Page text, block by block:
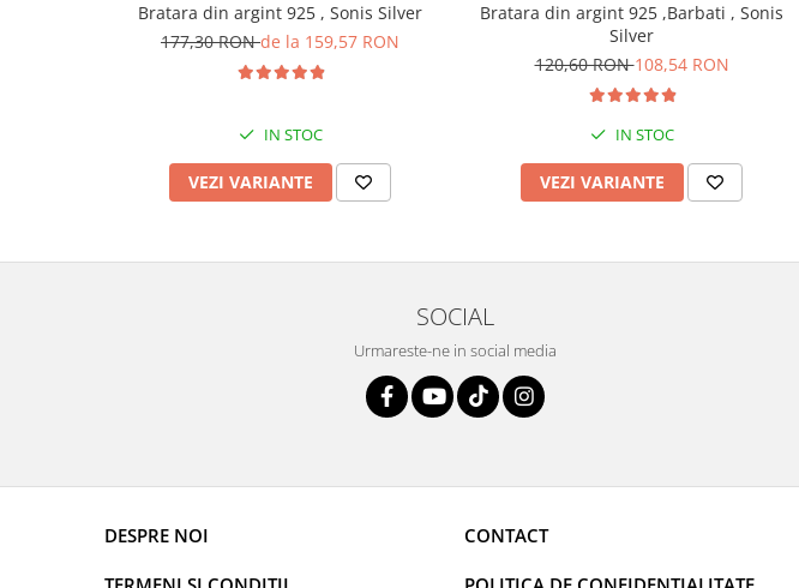
Bratara din argint 925 , Sonis Silver
177,30 RONde la 159,57 RON
IN STOC
VEZI VARIANTE
Bratara din argint 925 ,Barbati , Sonis
Silver
120,60 RON108,54 RON
IN STOC
VEZI VARIANTE
SOCIAL
Urmareste-ne in social media
DESPRE NOI CONTACT